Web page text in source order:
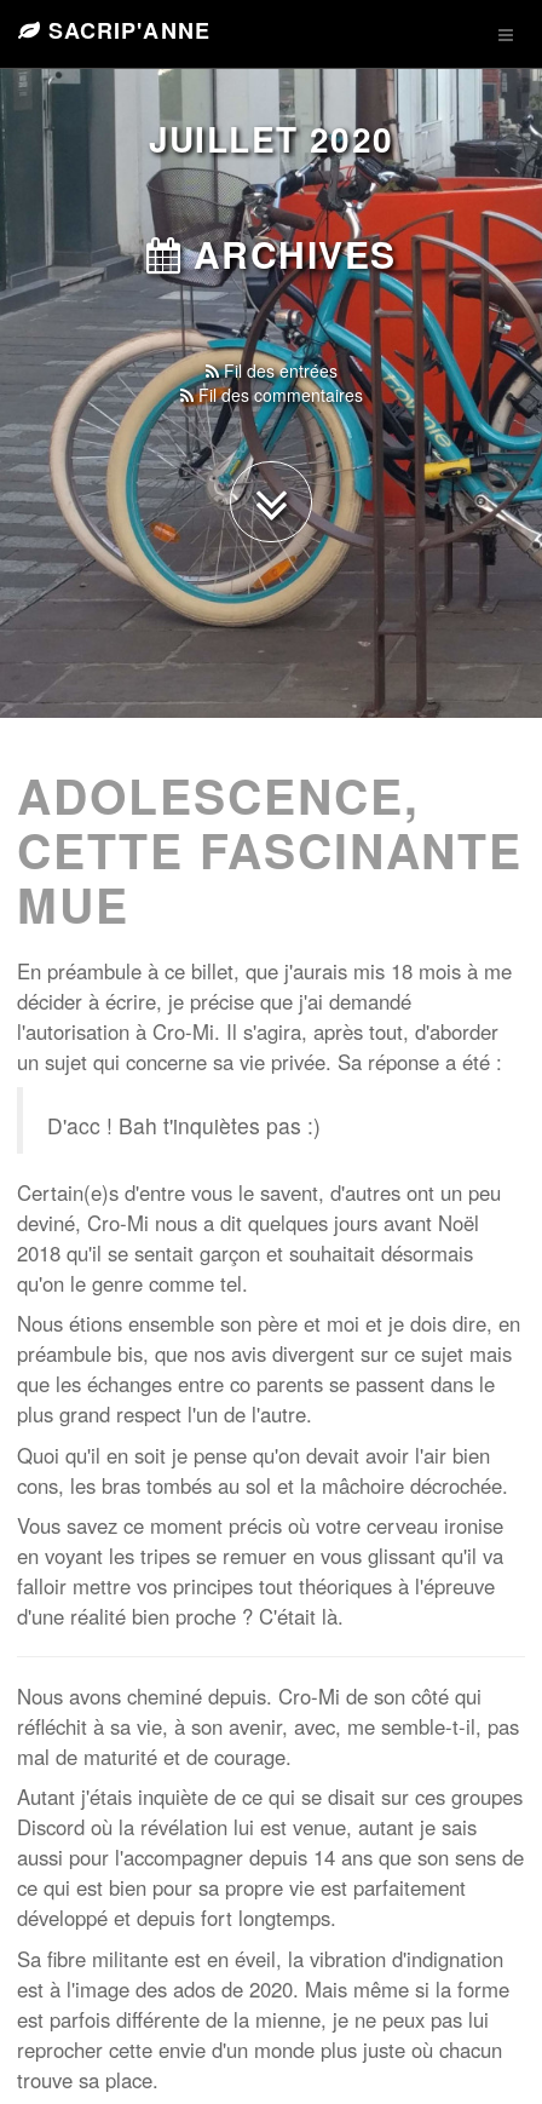
SACRIP'ANNE
JUILLET 2020
ARCHIVES
Fil des entrées
Fil des commentaires
ADOLESCENCE,
CETTE FASCINANTE
MUE
En préambule à ce billet, que j'aurais mis 18 mois à me
décider à écrire, je précise que j'ai demandé
l'autorisation à Cro-Mi. Il s'agira, après tout, d'aborder
un sujet qui concerne sa vie privée. Sa réponse a été :
D'acc ! Bah t'inquiètes pas :)
Certain(e)s d'entre vous le savent, d'autres ont un peu
deviné, Cro-Mi nous a dit quelques jours avant Noël
2018 qu'il se sentait garçon et souhaitait désormais
qu'on le genre comme tel.
Nous étions ensemble son père et moi et je dois dire, en
préambule bis, que nos avis divergent sur ce sujet mais
que les échanges entre co parents se passent dans le
plus grand respect l'un de l'autre.
Quoi qu'il en soit je pense qu'on devait avoir l'air bien
cons, les bras tombés au sol et la mâchoire décrochée.
Vous savez ce moment précis où votre cerveau ironise
en voyant les tripes se remuer en vous glissant qu'il va
falloir mettre vos principes tout théoriques à l'épreuve
d'une réalité bien proche ? C'était là.
Nous avons cheminé depuis. Cro-Mi de son côté qui
réfléchit à sa vie, à son avenir, avec, me semble-t-il, pas
mal de maturité et de courage.
Autant j'étais inquiète de ce qui se disait sur ces groupes
Discord où la révélation lui est venue, autant je sais
aussi pour l'accompagner depuis 14 ans que son sens de
ce qui est bien pour sa propre vie est parfaitement
développé et depuis fort longtemps.
Sa fibre militante est en éveil, la vibration d'indignation
est à l'image des ados de 2020. Mais même si la forme
est parfois différente de la mienne, je ne peux pas lui
reprocher cette envie d'un monde plus juste où chacun
trouve sa place.